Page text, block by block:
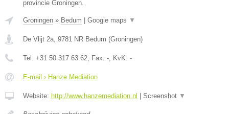
provincie Groningen.
Groningen » Bedum Google maps ▼
De Vlijt 2a 9781 NR Bedum (Groningen)
Tel: +31 50 317 63 62 , Fax: - , KvK: -
E-mail › Hanze Mediation
Website: http://www.hanzemediation.nl Screenshot ▼